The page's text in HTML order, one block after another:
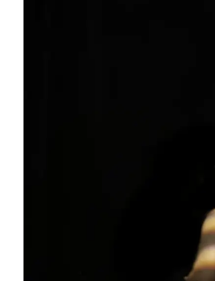
Espace presse/